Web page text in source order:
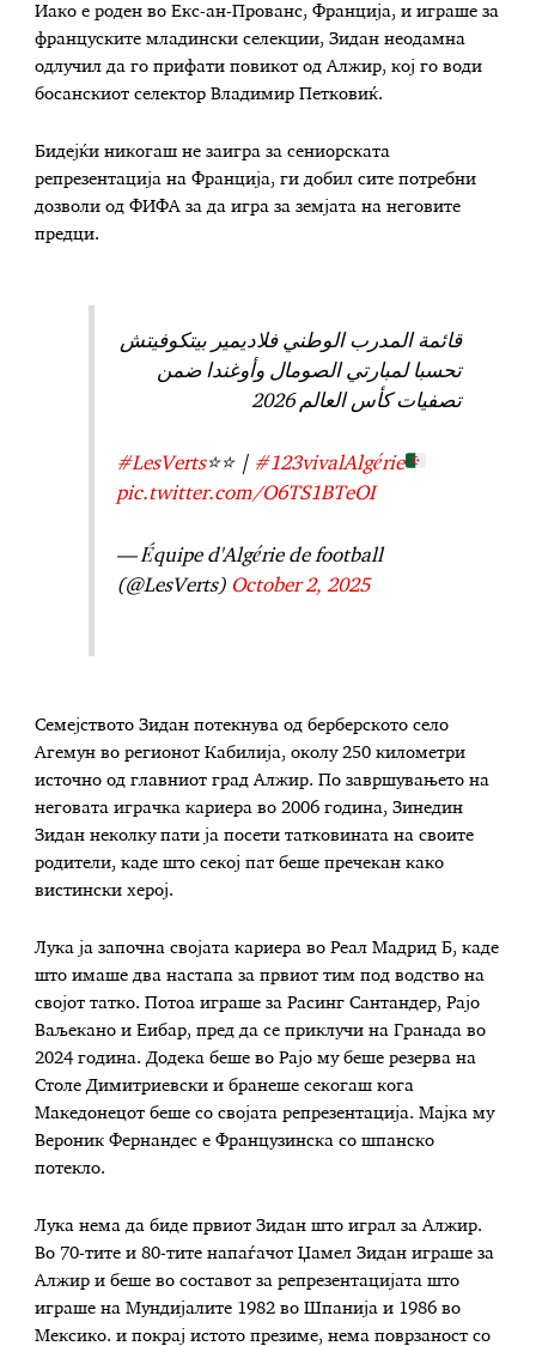
Иако е роден во Екс-ан-Прованс, Франција, и играше за
француските младински селекции, Зидан неодамна
одлучил да го прифати повикот од Алжир, кој го води
босанскиот селектор Владимир Петковиќ.
Бидејќи никогаш не заигра за сениорската
репрезентација на Франција, ги добил сите потребни
дозволи од ФИФА за да игра за земјата на неговите
предци.
قائمة المدرب الوطني فلاديمير بيتكوفيتش
تحسبا لمبارتي الصومال وأوغندا ضمن
تصفيات كأس العالم 2026
#LesVerts⭐️⭐️ | #123vivalAlgérie
pic.twitter.com/O6TS1BTeOI
— Équipe d'Algérie de football
(@LesVerts) October 2, 2025
Семејството Зидан потекнува од берберското село
Агемун во регионот Кабилија, околу 250 километри
источно од главниот град Алжир. По завршувањето на
неговата играчка кариера во 2006 година, Зинедин
Зидан неколку пати ја посети татковината на своите
родители, каде што секој пат беше пречекан како
вистински херој.
Лука ја започна својата кариера во Реал Мадрид Б, каде
што имаше два настапа за првиот тим под водство на
својот татко. Потоа играше за Расинг Сантандер, Рајо
Ваљекано и Еибар, пред да се приклучи на Гранада во
2024 година. Додека беше во Рајо му беше резерва на
Столе Димитриевски и бранеше секогаш кога
Македонецот беше со својата репрезентација. Мајка му
Вероник Фернандес е Французинска со шпанско
потекло.
Лука нема да биде првиот Зидан што играл за Алжир.
Во 70-тите и 80-тите напаѓачот Џамел Зидан играше за
Алжир и беше во составот за репрезентацијата што
играше на Мундијалите 1982 во Шпанија и 1986 во
Мексико. и покрај истото презиме, нема поврзаност со